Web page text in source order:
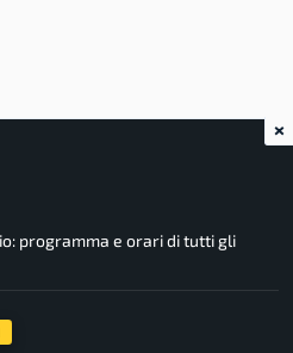
programma e orari di tutti gli
×